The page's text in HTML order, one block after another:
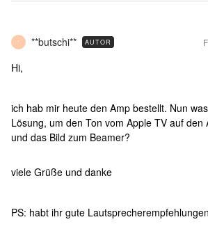
* **butschi** AUTOR
Hi,
ich hab mir heute den Amp bestellt. Nun
Lösung, um den Ton vom Apple TV auf den
und das Bild zum Beamer?
viele Grüße und danke
PS: habt ihr gute